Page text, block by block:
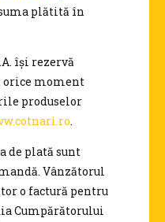
plătită în
își rezervă
orice moment
produselor
.
de plată sunt
Vânzătorul
o factură pentru
Cumpărătorului